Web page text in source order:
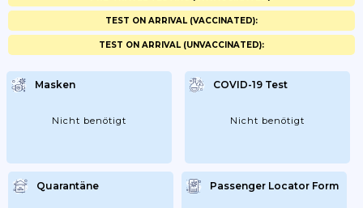
Masken
Nicht benötigt
COVID-19 Test
Nicht benötigt
Quarantäne Passenger Locator Form
TEST ON ARRIVAL (VACCINATED):
TEST ON ARRIVAL (UNVACCINATED):